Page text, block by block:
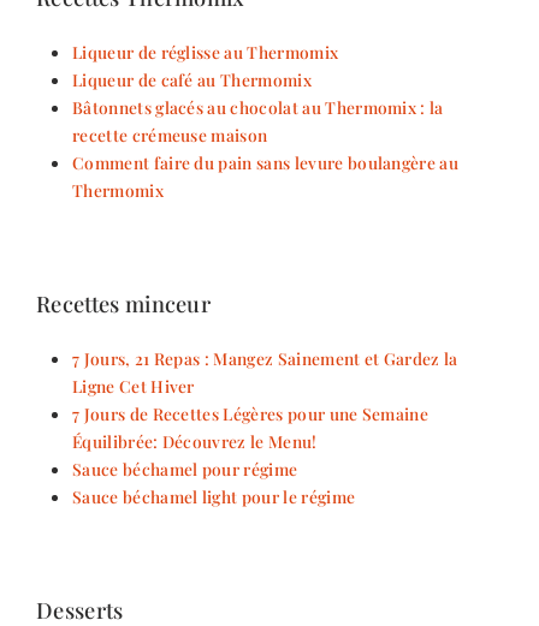
Liqueur de réglisse au Thermomix
Liqueur de café au Thermomix
Bâtonnets glacés au chocolat au Thermomix : la
recette crémeuse maison
Comment faire du pain sans levure boulangère au
Thermomix
Recettes minceur
7 Jours, 21 Repas : Mangez Sainement et Gardez la
Ligne Cet Hiver
7 Jours de Recettes Légères pour une Semaine
Équilibrée: Découvrez le Menu!
Sauce béchamel pour régime
Sauce béchamel light pour le régime
Desserts